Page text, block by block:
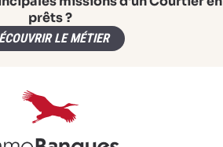
prêts ?
LE MÉTIER